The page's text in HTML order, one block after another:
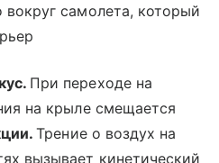
вокруг самолета, который
При переходе на
на крыле смещается
Трение о воздух на
вызывает кинетический